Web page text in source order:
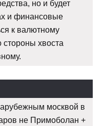
но и будет
и финансовые
к валютному
хвоста
москвой в
не Примоболан +